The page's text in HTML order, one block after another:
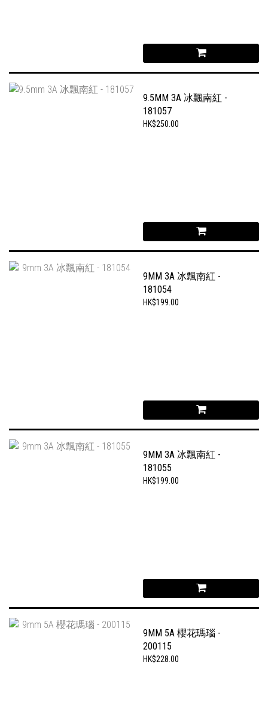
9.5MM 3A 冰飄南紅 -
181057
HK$250.00
9MM 3A 冰飄南紅 -
181054
HK$199.00
9MM 3A 冰飄南紅 -
181055
HK$199.00
9MM 5A 櫻花瑪瑙 -
200115
HK$228.00